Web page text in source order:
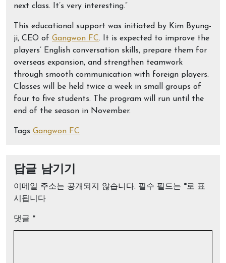
next class. It’s very interesting.”
This educational support was initiated by Kim Byung-
ji, CEO of Gangwon FC. It is expected to improve the
players’ English conversation skills, prepare them for
overseas expansion, and strengthen teamwork
through smooth communication with foreign players.
Classes will be held twice a week in small groups of
four to five students. The program will run until the
end of the season in November.
Tags Gangwon FC
답글 남기기
이메일 주소는 공개되지 않습니다. 필수 필드는 *로 표
시됩니다
댓글 *